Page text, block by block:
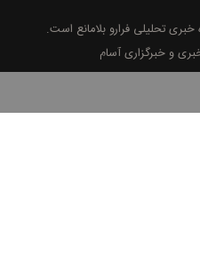
خبری تحليلی فرارو بلامانع است.
و خبرگزاری آسام